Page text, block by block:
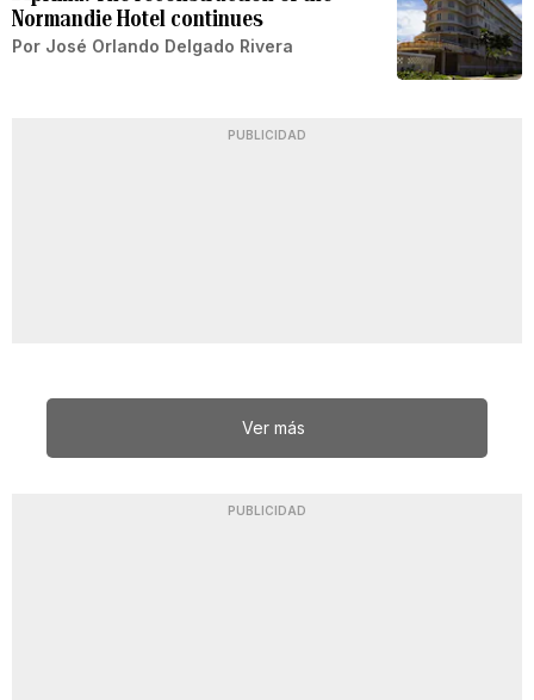
Normandie Hotel continues
Por José Orlando Delgado Rivera
PUBLICIDAD
Ver más
PUBLICIDAD